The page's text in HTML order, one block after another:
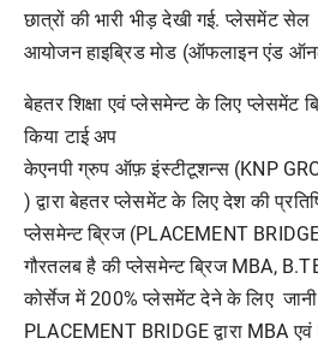
छात्रों की भारी भीड़ देखी गई. प्लेसमेंट सेल
आयोजन हाइब्रिड मोड (ऑफलाइन एंड
बेहतर शिक्षा एवं प्लेसमेन्ट के लिए प्लेसमेंट
किया टाई अप
केएनपी ग्रुप ऑफ़ इंस्टीटूशन्स (KNP
) द्वारा बेहतर प्लेसमेंट के लिए देश की
प्लेसमेन्ट ब्रिज (PLACEMENT
गौरतलब है की प्लेसमेन्ट ब्रिज MBA,
कोर्सेज में 200% प्लेसमेंट देने के लिए
PLACEMENT BRIDGE द्वारा MBA